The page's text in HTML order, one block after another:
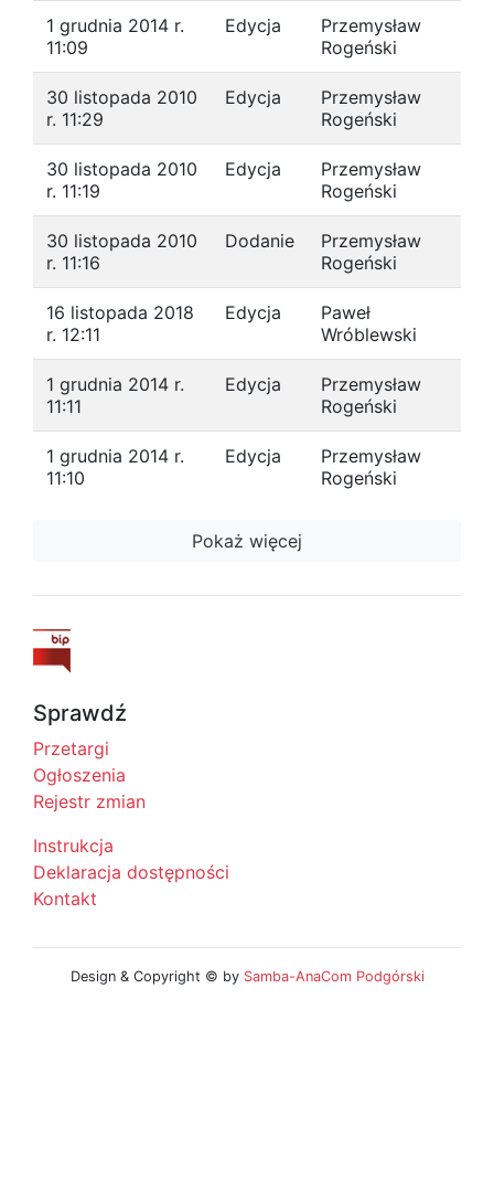
1 grudnia 2014 r.
11:09
Edycja
Przemysław
Rogeński
30 listopada 2010
r. 11:29
Edycja
Przemysław
Rogeński
30 listopada 2010
r. 11:19
Edycja
Przemysław
Rogeński
30 listopada 2010
r. 11:16
Dodanie
Przemysław
Rogeński
16 listopada 2018
r. 12:11
Edycja
Paweł
Wróblewski
1 grudnia 2014 r.
11:11
Edycja
Przemysław
Rogeński
1 grudnia 2014 r.
11:10
Edycja
Przemysław
Rogeński
Pokaż więcej
Sprawdź
Przetargi
Ogłoszenia
Rejestr zmian
Instrukcja
Deklaracja dostępności
Kontakt
Design & Copyright © by Samba-AnaCom Podgórski